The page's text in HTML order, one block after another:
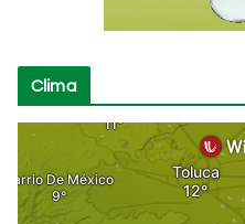
Clima